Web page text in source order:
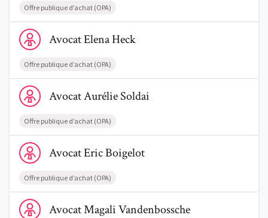
Offre publique d’achat (OPA)
Voir le profil de AvocatElena Heck
AvocatElenaHeck
Offre publique d’achat (OPA)
Voir le profil de AvocatAurélie Soldai
AvocatAurélieSoldai
Offre publique d’achat (OPA)
Voir le profil de AvocatEric Boigelot
AvocatEricBoigelot
Offre publique d’achat (OPA)
Voir le profil de AvocatMagali Vandenbossche
AvocatMagaliVandenbossche